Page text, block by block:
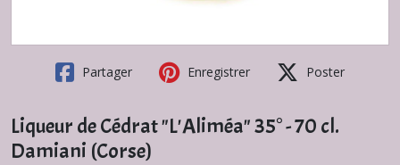
Partager Enregistrer Poster
Liqueur de Cédrat "L'Aliméa" 35° - 70 cl.
Damiani (Corse)